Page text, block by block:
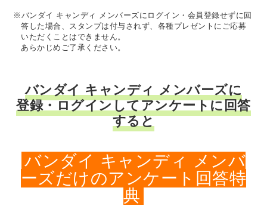
※バンダイ キャンディ メンバーズにログイン・会員登録せずに回
答した場合、スタンプは付与されず、各種プレゼントにご応募
いただくことはできません。
あらかじめご了承ください。
バンダイ キャンディ メンバーズに
登録・ログインしてアンケートに回答
すると
バンダイ キャンディ メンバ
ーズだけのアンケート回答特
典